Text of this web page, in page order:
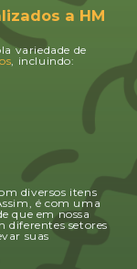
a HM
variedade de
, incluindo:
diversos itens
é com uma
que em nossa
diferentes setores
suas